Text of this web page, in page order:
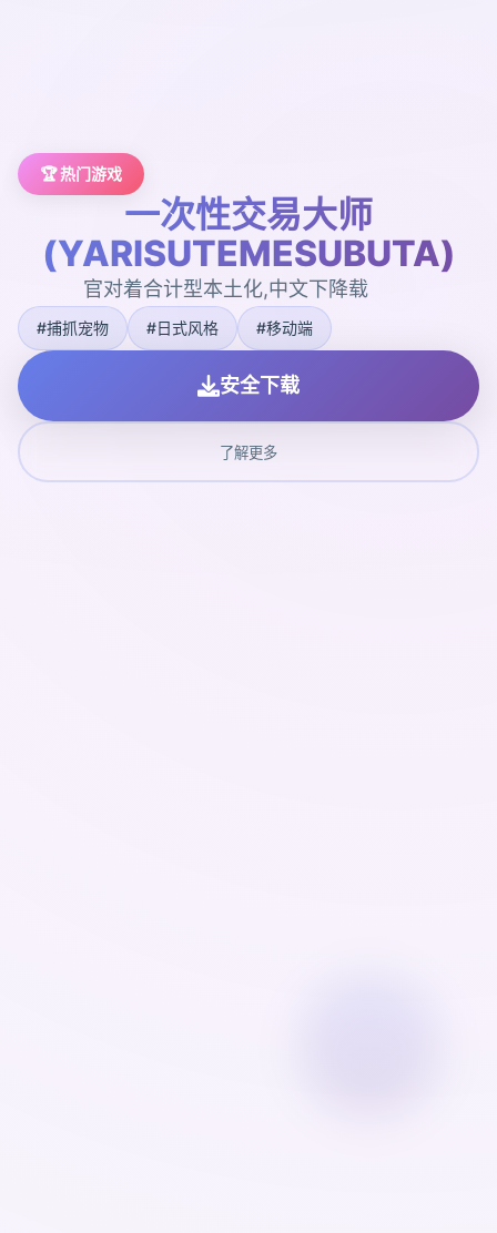
🏆 热门游戏
一次性交易大师
(YARISUTEMESUBUTA)
官对着合计型本土化,中文下降载
#捕抓宠物 #日式风格 #移动端
安全下载
了解更多